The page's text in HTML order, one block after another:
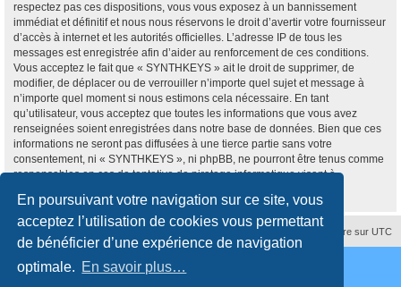
En poursuivant votre navigation sur ce site, vous
acceptez l’utilisation de cookies vous permettant
de bénéficier d’une expérience de navigation
optimale. En savoir plus…
respectez pas ces dispositions, vous vous exposez à un bannissement
immédiat et définitif et nous nous réservons le droit d’avertir votre fournisseur
d’accès à internet et les autorités officielles. L’adresse IP de tous les
messages est enregistrée afin d’aider au renforcement de ces conditions.
Vous acceptez le fait que « SYNTHKEYS » ait le droit de supprimer, de
modifier, de déplacer ou de verrouiller n’importe quel sujet et message à
n’importe quel moment si nous estimons cela nécessaire. En tant
qu’utilisateur, vous acceptez que toutes les informations que vous avez
renseignées soient enregistrées dans notre base de données. Bien que ces
informations ne seront pas diffusées à une tierce partie sans votre
consentement, ni « SYNTHKEYS », ni phpBB, ne pourront être tenus comme
responsables en cas de tentative de piratage informatique visant à
Fuseau horaire sur UTC
Supprimer les cookies
Développé par phpBB
® Forum Software © phpBB Limited
Traduction française officielle©Qiaeru